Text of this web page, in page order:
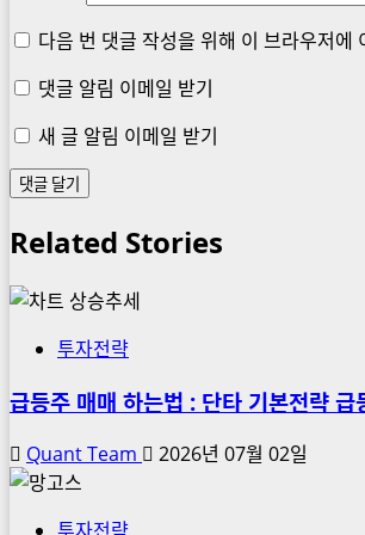
다음 번 댓글 작성을 위해 이 브라우저에
댓글 알림 이메일 받기
새 글 알림 이메일 받기
Related Stories
투자전략
급등주 매매 하는법 : 단타 기본전략 급
Quant Team 2026년 07월 02일